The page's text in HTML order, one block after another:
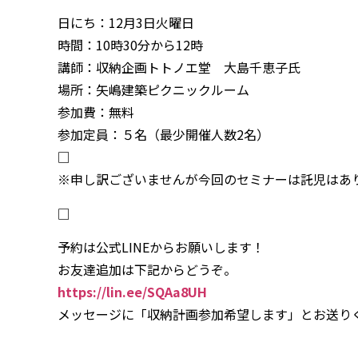
日にち：12月3日火曜日
時間：10時30分から12時
講師：収納企画トトノエ堂 大島千恵子氏
場所：矢嶋建築ピクニックルーム
参加費：無料
参加定員：５名（最少開催人数2名）
□
※申し訳ございませんが今回のセミナーは託児はあ
□
予約は公式LINEからお願いします！
お友達追加は下記からどうぞ。
https://lin.ee/SQAa8UH
メッセージに「収納計画参加希望します」とお送り